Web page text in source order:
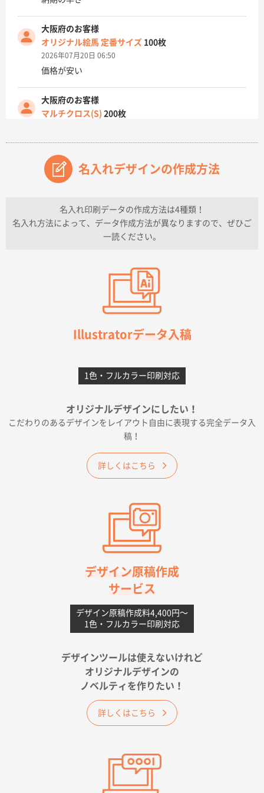
大阪府のお客様
オリジナル絵馬 定番サイズ 100枚
2026年07月20日 06:50
価格が安い
大阪府のお客様
マルチクロス(S) 200枚
原稿データ流用が可能で価格が妥当なこと
兵庫県のお客様
チケットホルダー ダブルポケット
上記のとおりです。
柳さんの対応が素晴らしかった。
フレキソレジ袋 Uバッグ 35号
5000枚
2026年06月28日 15:14
千葉県A社様
2026年06月19日 09:41
価格 大丈夫そうな会社に見えた
大阪府のお客様
A4フルカラークリアファイル1000枚
【ポリ】特別ご注文ページ1000枚
2026年06月08日 17:38
対応の速さ、丁寧さ、提案など
不織布フラットバッグ（A4縦サイズ）1000枚
2026年05月25日 15:10
が決め手です
佐賀県A社様
2026年05月23日 16:24
希望の商品（今回発注分）が一番安かったため
ワンポイント箔押し紙袋 M横サイズ(A4対応)
名入れデザインの作成方法
名入れ印刷データの作成方法は4種類！
名入れ方法によって、データ作成方法が異なりますので、ぜひご
一読ください。
Illustratorデータ入稿
1色・フルカラー印刷対応
オリジナルデザインにしたい！
こだわりのあるデザインをレイアウト自由に表現する完全データ入
稿！
詳しくはこちら
デザイン原稿作成
サービス
デザイン原稿作成料4,400円〜
1色・フルカラー印刷対応
デザインツールは使えないけれど
オリジナルデザインの
ノベルティを作りたい！
詳しくはこちら